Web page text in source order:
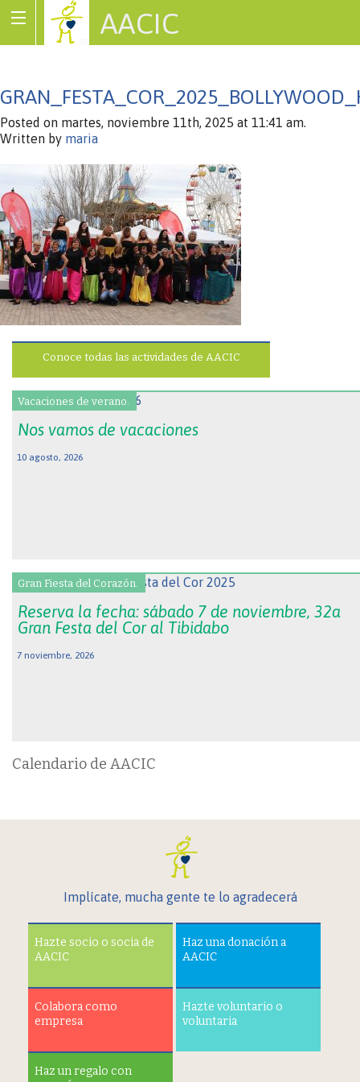
AACIC
Posted on martes, noviembre 11th, 2025 at 11:41 am.
Written by maria
Conoce todas las actividades de AACIC
Vacaciones de verano.
Nos vamos de vacaciones
10 agosto, 2026
Gran Fiesta del Corazón.
Reserva la fecha: sábado 7 de noviembre, 32a
Gran Festa del Cor al Tibidabo
7 noviembre, 2026
Calendario de AACIC
Implícate, mucha gente te lo agradecerá
Hazte socio o socia de
AACIC
Haz una donación a
AACIC
Colabora como
empresa
Hazte voluntario o
voluntaria
Haz un regalo con